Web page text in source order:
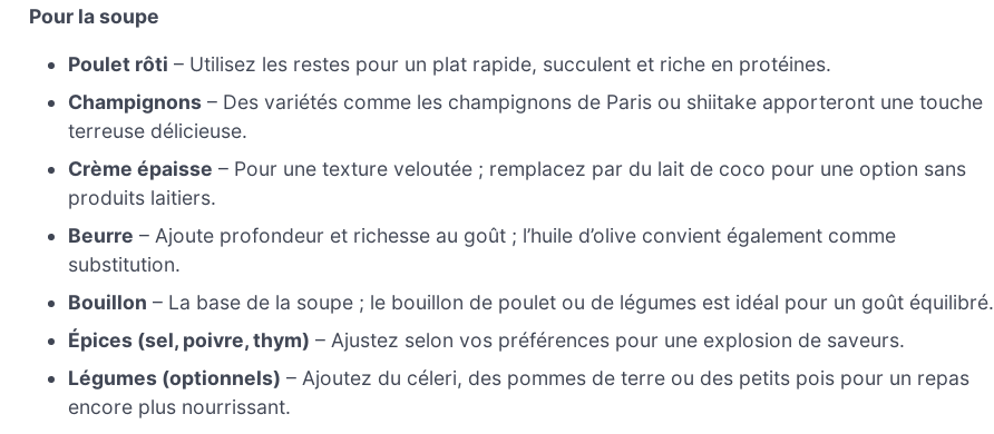
Pour la soupe
Poulet rôti – Utilisez les restes pour un plat rapide, succulent et riche en protéines.
Champignons – Des variétés comme les champignons de Paris ou shiitake apporteront une touche
terreuse délicieuse.
Crème épaisse – Pour une texture veloutée ; remplacez par du lait de coco pour une option sans
produits laitiers.
Beurre – Ajoute profondeur et richesse au goût ; l’huile d’olive convient également comme
substitution.
Bouillon – La base de la soupe ; le bouillon de poulet ou de légumes est idéal pour un goût équilibré.
Épices (sel, poivre, thym) – Ajustez selon vos préférences pour une explosion de saveurs.
Légumes (optionnels) – Ajoutez du céleri, des pommes de terre ou des petits pois pour un repas
encore plus nourrissant.